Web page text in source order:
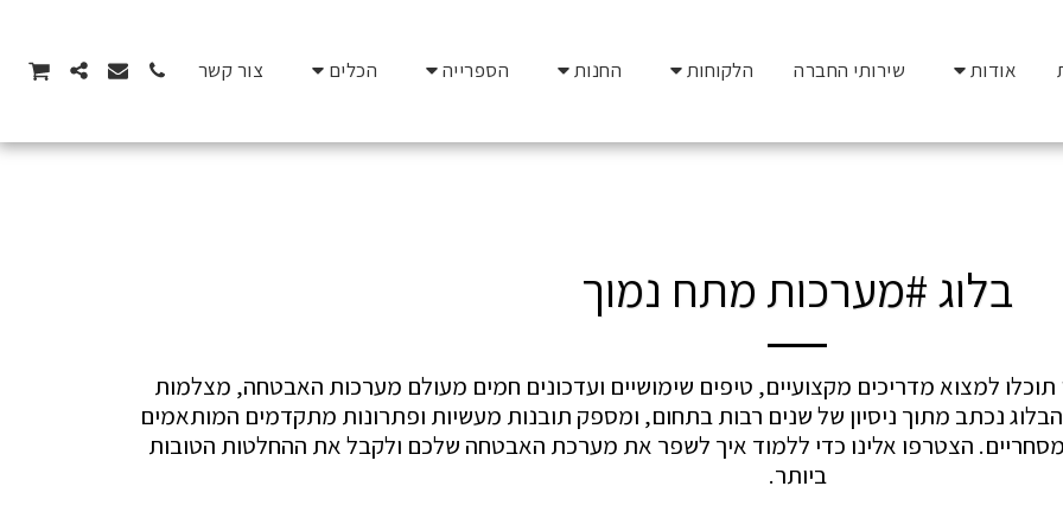
אודות שירותי החברה הלקוחות החנות הספרייה הכלים צור קשר
בלוג #מערכות מתח נמוך
ביותר.